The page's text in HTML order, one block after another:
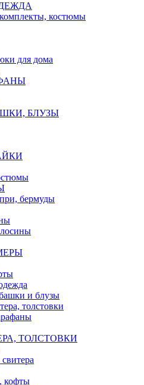
костюмы
для дома
БЛУЗЫ
бермуды
и блузы
толстовки
ТОЛСТОВКИ
кофты